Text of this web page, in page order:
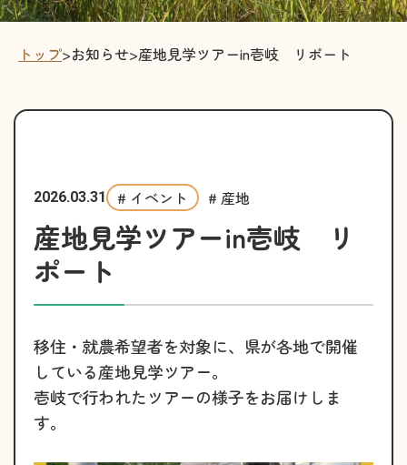
トップ>お知らせ>産地見学ツアーin壱岐 リポート
2026.03.31 # イベント # 産地
産地見学ツアーin壱岐 リ
ポート
移住・就農希望者を対象に、県が各地で開催
している産地見学ツアー。
壱岐で行われたツアーの様子をお届けしま
す。